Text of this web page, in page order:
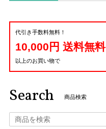
代引き手数料無料！
10,000円 送料無料
以上のお買い物で
Search 商品検索